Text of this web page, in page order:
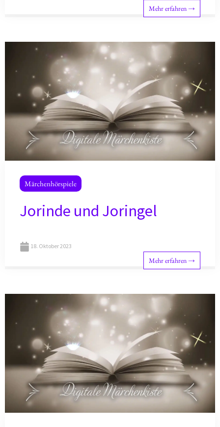
Mehr erfahren →
Märchenhörspiele
Jorinde und Joringel
18. Oktober 2023
Mehr erfahren →